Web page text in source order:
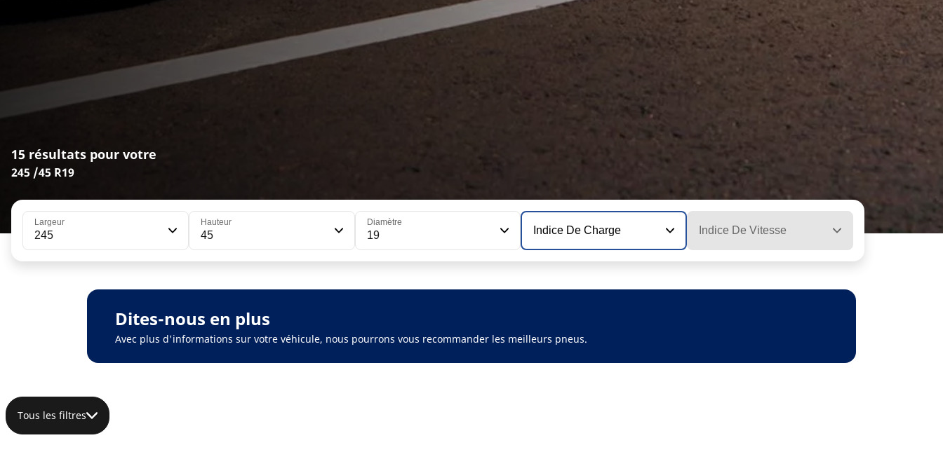
15 résultats pour votre
245 /45 R19
Largeur
245
Hauteur
45
Diamètre
19 Indice De Charge Indice De Vitesse
Dites-nous en plus
Avec plus d'informations sur votre véhicule, nous pourrons vous recommander les meilleurs pneus.
Tous les filtres